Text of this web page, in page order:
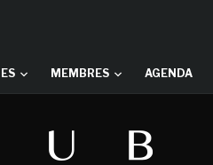
MEMBRES AGENDA